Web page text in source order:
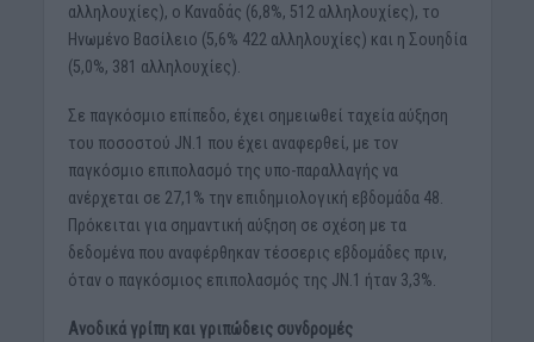
αλληλουχίες), ο Καναδάς (6,8%, 512 αλληλουχίες), το
Ηνωμένο Βασίλειο (5,6% 422 αλληλουχίες) και η Σουηδία
(5,0%, 381 αλληλουχίες).
Σε παγκόσμιο επίπεδο, έχει σημειωθεί ταχεία αύξηση
του ποσοστού JN.1 που έχει αναφερθεί, με τον
παγκόσμιο επιπολασμό της υπο-παραλλαγής να
ανέρχεται σε 27,1% την επιδημιολογική εβδομάδα 48.
Πρόκειται για σημαντική αύξηση σε σχέση με τα
δεδομένα που αναφέρθηκαν τέσσερις εβδομάδες πριν,
όταν ο παγκόσμιος επιπολασμός της JN.1 ήταν 3,3%.
Ανοδικά γρίπη και γριπώδεις συνδρομές